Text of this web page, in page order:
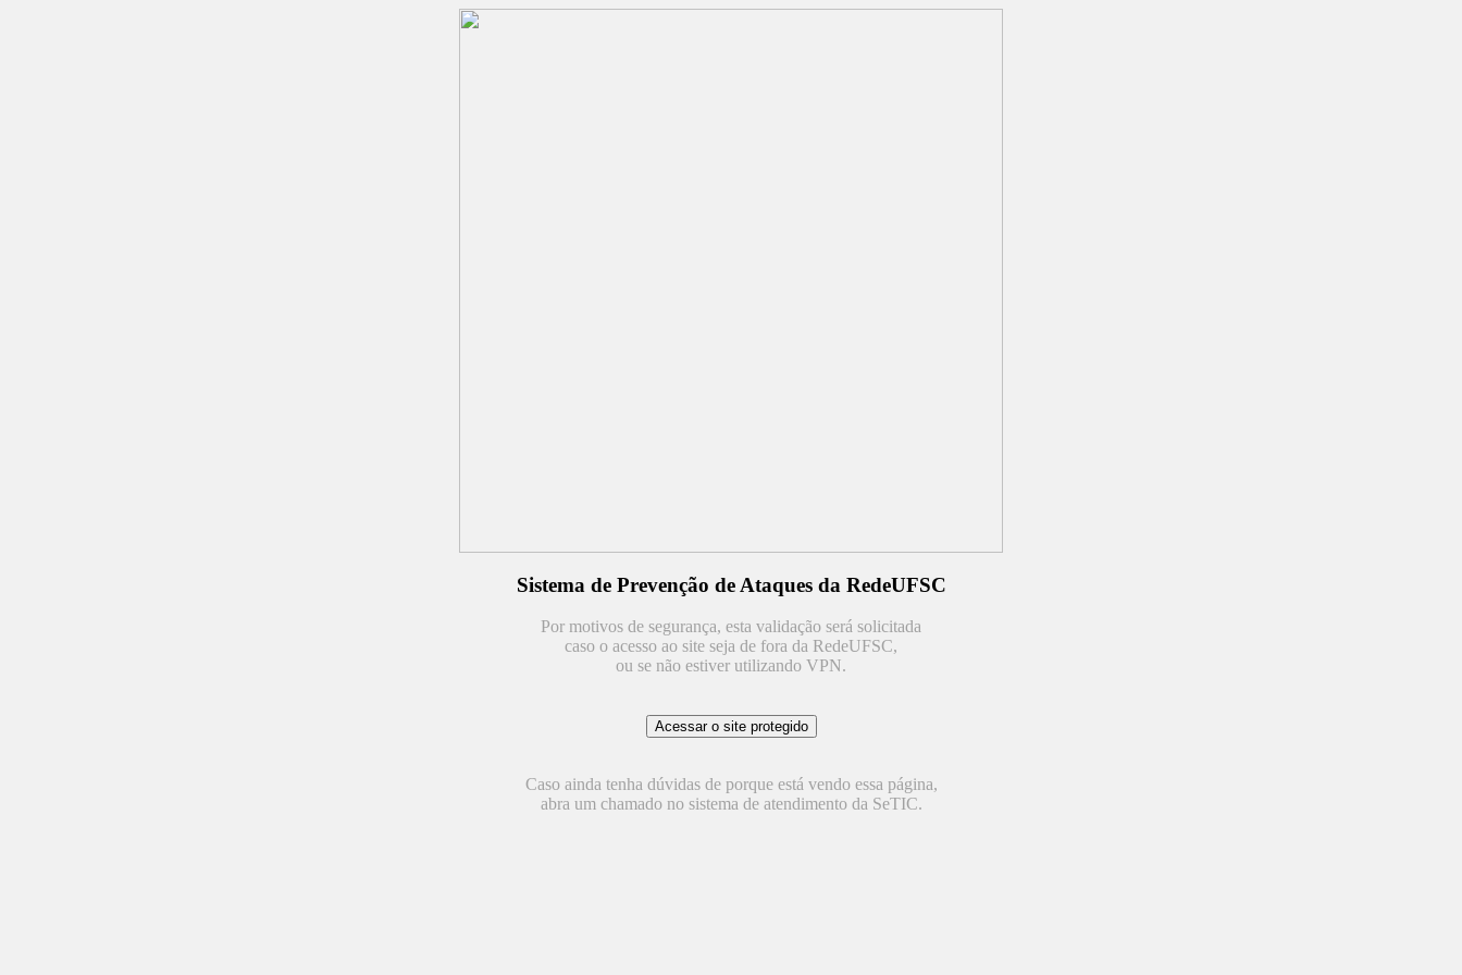
Sistema de Prevenção de Ataques da RedeUFSC
Por motivos de segurança, esta validação será solicitada
caso o acesso ao site seja de fora da RedeUFSC,
ou se não estiver utilizando VPN.
Caso ainda tenha dúvidas de porque está vendo essa página,
abra um chamado no sistema de atendimento da SeTIC.